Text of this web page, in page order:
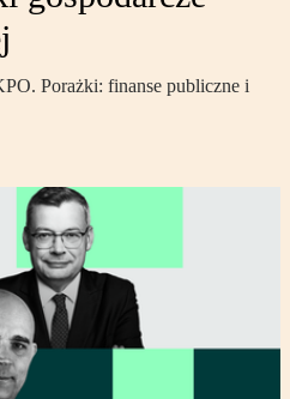
Porażki: finanse publiczne i